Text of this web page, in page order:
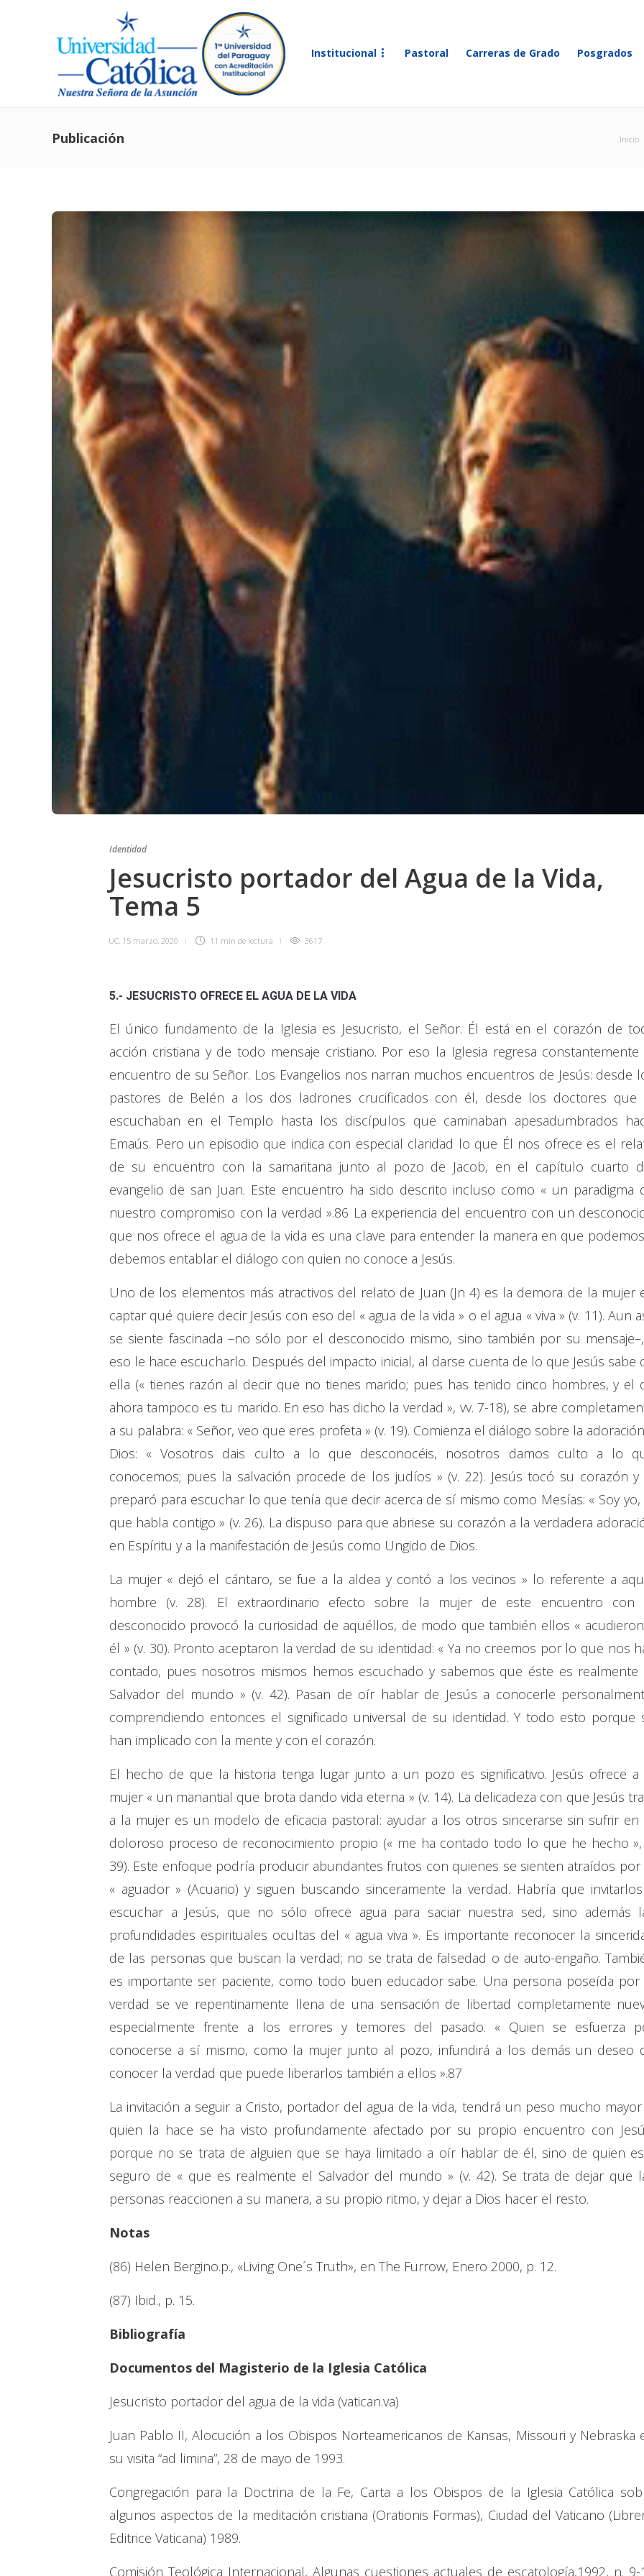
Institucional Pastoral Carreras de Grado Posgrados
Publicación Inicio
Identidad
Jesucristo portador del Agua de la Vida,
Tema 5
UC, 15 marzo, 2020 11 min de lectura 3617
5.- JESUCRISTO OFRECE EL AGUA DE LA VIDA
El único fundamento de la Iglesia es Jesucristo, el Señor. Él está en el corazón de
acción cristiana y de todo mensaje cristiano. Por eso la Iglesia regresa constantemente
encuentro de su Señor. Los Evangelios nos narran muchos encuentros de Jesús: desde
pastores de Belén a los dos ladrones crucificados con él, desde los doctores que
escuchaban en el Templo hasta los discípulos que caminaban apesadumbrados
Emaús. Pero un episodio que indica con especial claridad lo que Él nos ofrece es el
de su encuentro con la samaritana junto al pozo de Jacob, en el capítulo cuarto
evangelio de san Juan. Este encuentro ha sido descrito incluso como « un paradigma
nuestro compromiso con la verdad ».86 La experiencia del encuentro con un
que nos ofrece el agua de la vida es una clave para entender la manera en que
debemos entablar el diálogo con quien no conoce a Jesús.
Uno de los elementos más atractivos del relato de Juan (Jn 4) es la demora de la mujer
captar qué quiere decir Jesús con eso del « agua de la vida » o el agua « viva » (v. 11). Aun
se siente fascinada –no sólo por el desconocido mismo, sino también por su
eso le hace escucharlo. Después del impacto inicial, al darse cuenta de lo que Jesús sabe
ella (« tienes razón al decir que no tienes marido; pues has tenido cinco hombres, y el
ahora tampoco es tu marido. En eso has dicho la verdad », vv. 7-18), se abre
a su palabra: « Señor, veo que eres profeta » (v. 19). Comienza el diálogo sobre la
Dios: « Vosotros dais culto a lo que desconocéis, nosotros damos culto a lo
conocemos; pues la salvación procede de los judíos » (v. 22). Jesús tocó su corazón y
preparó para escuchar lo que tenía que decir acerca de sí mismo como Mesías: « Soy yo,
que habla contigo » (v. 26). La dispuso para que abriese su corazón a la verdadera
en Espíritu y a la manifestación de Jesús como Ungido de Dios.
La mujer « dejó el cántaro, se fue a la aldea y contó a los vecinos » lo referente a
hombre (v. 28). El extraordinario efecto sobre la mujer de este encuentro con
desconocido provocó la curiosidad de aquéllos, de modo que también ellos «
él » (v. 30). Pronto aceptaron la verdad de su identidad: « Ya no creemos por lo que nos
contado, pues nosotros mismos hemos escuchado y sabemos que éste es realmente
Salvador del mundo » (v. 42). Pasan de oír hablar de Jesús a conocerle
comprendiendo entonces el significado universal de su identidad. Y todo esto porque
han implicado con la mente y con el corazón.
El hecho de que la historia tenga lugar junto a un pozo es significativo. Jesús ofrece a
mujer « un manantial que brota dando vida eterna » (v. 14). La delicadeza con que Jesús
a la mujer es un modelo de eficacia pastoral: ayudar a los otros sincerarse sin sufrir en
doloroso proceso de reconocimiento propio (« me ha contado todo lo que he hecho »,
39). Este enfoque podría producir abundantes frutos con quienes se sienten atraídos por
« aguador » (Acuario) y siguen buscando sinceramente la verdad. Habría que
escuchar a Jesús, que no sólo ofrece agua para saciar nuestra sed, sino además
profundidades espirituales ocultas del « agua viva ». Es importante reconocer la
de las personas que buscan la verdad; no se trata de falsedad o de auto-engaño.
es importante ser paciente, como todo buen educador sabe. Una persona poseída por
verdad se ve repentinamente llena de una sensación de libertad completamente
especialmente frente a los errores y temores del pasado. « Quien se esfuerza
conocerse a sí mismo, como la mujer junto al pozo, infundirá a los demás un deseo
conocer la verdad que puede liberarlos también a ellos ».87
La invitación a seguir a Cristo, portador del agua de la vida, tendrá un peso mucho mayor
quien la hace se ha visto profundamente afectado por su propio encuentro con
porque no se trata de alguien que se haya limitado a oír hablar de él, sino de quien
seguro de « que es realmente el Salvador del mundo » (v. 42). Se trata de dejar que
personas reaccionen a su manera, a su propio ritmo, y dejar a Dios hacer el resto.
Notas
(86) Helen Bergino.p., «Living One´s Truth», en The Furrow, Enero 2000, p. 12.
(87) Ibid., p. 15.
Bibliografía
Documentos del Magisterio de la Iglesia Católica
Jesucristo portador del agua de la vida (vatican.va)
Juan Pablo II, Alocución a los Obispos Norteamericanos de Kansas, Missouri y Nebraska
su visita “ad limina”, 28 de mayo de 1993.
Congregación para la Doctrina de la Fe, Carta a los Obispos de la Iglesia Católica
algunos aspectos de la meditación cristiana (Orationis Formas), Ciudad del Vaticano
Editrice Vaticana) 1989.
Comisión Teológica Internacional, Algunas cuestiones actuales de escatología,1992, n. 9-